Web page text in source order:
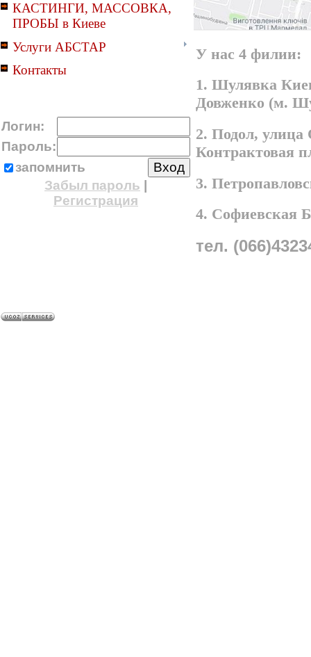
КАСТИНГИ, МАССОВКА,
ПРОБЫ в Киеве
Услуги АБСТАР
Контакты
Логин:
Пароль:
запомнить
Забыл пароль
Регистрация
У нас 4 филии:
1. Шулявка
Довженко (м.
2. Подол,
Контрактовая
3.
4. Софиевская
тел.